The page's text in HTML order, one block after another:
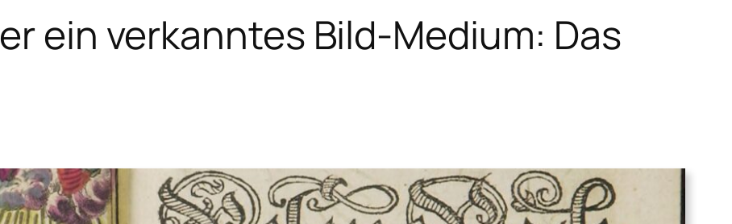
ein verkanntes Bild-Medium: Das